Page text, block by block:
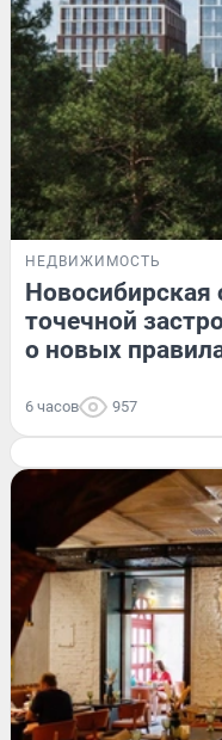
НЕДВИЖИМОСТЬ
Новосибирская
точечной
о новых
6 часов 957